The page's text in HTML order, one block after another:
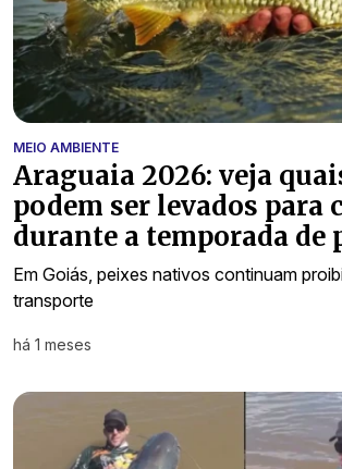
MEIO AMBIENTE
Araguaia 2026: veja
podem ser levados para
durante a temporada de
Em Goiás, peixes nativos continuam
transporte
há 1 meses